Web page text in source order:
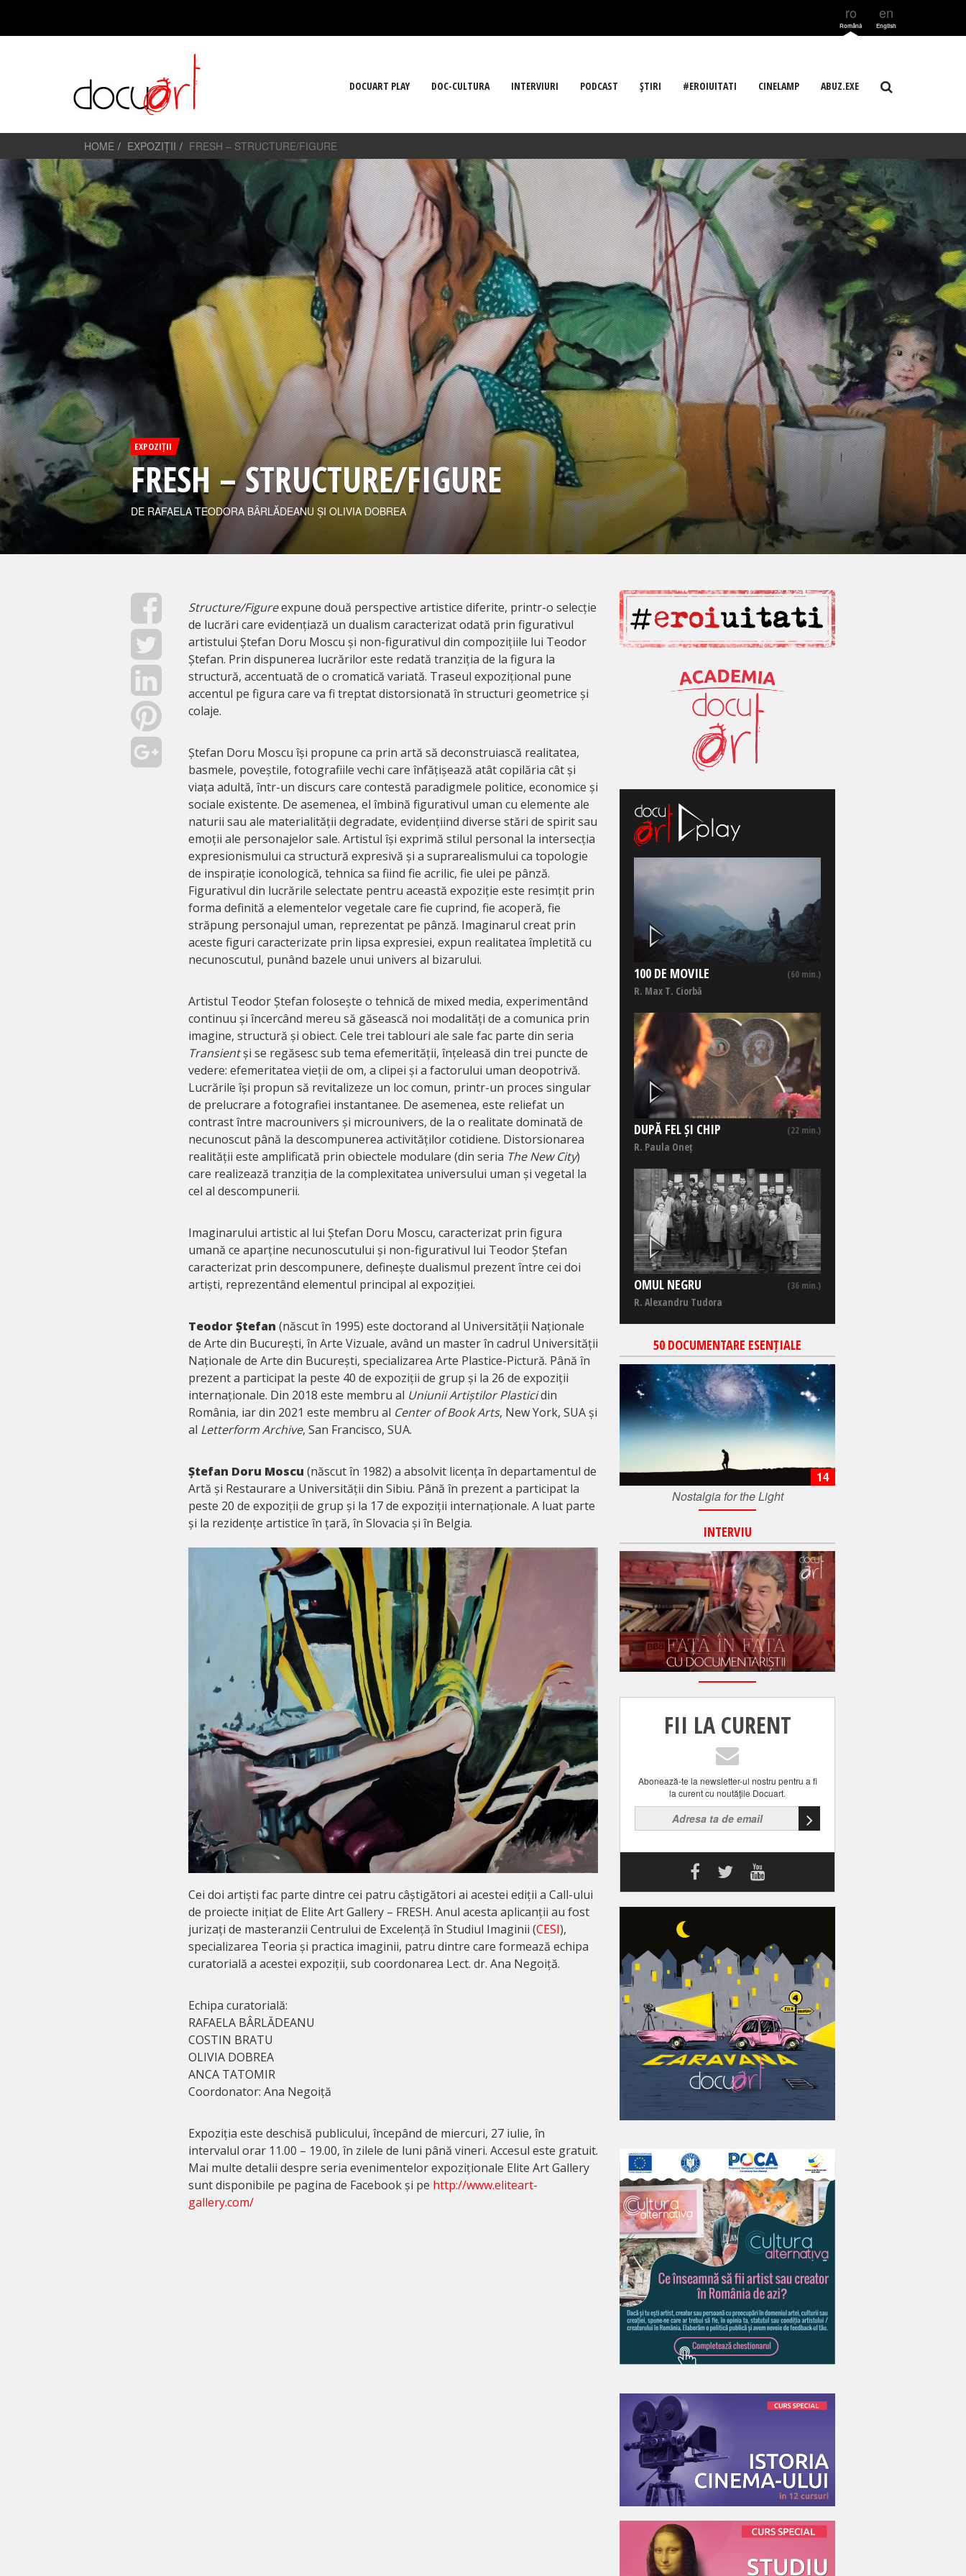
ro
Română
en
English
DOCUART PLAY DOC-CULTURA INTERVIURI PODCAST ŞTIRI #EROIUITATI CINELAMP ABUZ.EXE
HOME EXPOZIȚII FRESH – STRUCTURE/FIGURE
EXPOZIȚII
FRESH – STRUCTURE/FIGURE
DE RAFAELA TEODORA BÂRLĂDEANU ȘI OLIVIA DOBREA
Structure/Figureexpune două perspective artistice diferite, printr-o selecție
de lucrări care evidențiază un dualism caracterizat odată prin figurativul
artistului Ștefan Doru Moscu și non-figurativul din compozițiile lui Teodor
Ștefan. Prin dispunerea lucrărilor este redată tranziția de la figura la
structură, accentuată de o cromatică variată. Traseul expozițional pune
accentul pe figura care va fi treptat distorsionată în structuri geometrice și
colaje.
Ștefan Doru Moscu își propune ca prin artă să deconstruiască realitatea,
basmele, poveștile, fotografiile vechi care înfățișează atât copilăria cât și
viața adultă, într-un discurs care contestă paradigmele politice, economice și
sociale existente. De asemenea, el îmbină figurativul uman cu elemente ale
naturii sau ale materialității degradate, evidențiind diverse stări de spirit sau
emoții ale personajelor sale. Artistul își exprimă stilul personal la intersecția
expresionismului ca structură expresivă și a suprarealismului ca topologie
de inspirație iconologică, tehnica sa fiind fie acrilic, fie ulei pe pânză.
Figurativul din lucrările selectate pentru această expoziție este resimțit prin
forma definită a elementelor vegetale care fie cuprind, fie acoperă, fie
străpung personajul uman, reprezentat pe pânză. Imaginarul creat prin
aceste figuri caracterizate prin lipsa expresiei, expun realitatea împletită cu
necunoscutul, punând bazele unui univers al bizarului.
Artistul Teodor Ștefan folosește o tehnică de mixed media, experimentând
continuu și încercând mereu să găsească noi modalități de a comunica prin
imagine, structură și obiect. Cele trei tablouri ale sale fac parte din seria
Transientși se regăsesc sub tema efemerității, înțeleasă din trei puncte de
vedere: efemeritatea vieții de om, a clipei și a factorului uman deopotrivă.
Lucrările își propun să revitalizeze un loc comun, printr-un proces singular
de prelucrare a fotografiei instantanee. De asemenea, este reliefat un
contrast între macrounivers și microunivers, de la o realitate dominată de
necunoscut până la descompunerea activităților cotidiene. Distorsionarea
realității este amplificată prin obiectele modulare (din seria The New City)
care realizează tranziția de la complexitatea universului uman și vegetal la
cel al descompunerii.
Imaginarului artistic al lui Ștefan Doru Moscu, caracterizat prin figura
umană ce aparține necunoscutului și non-figurativul lui Teodor Ștefan
caracterizat prin descompunere, definește dualismul prezent între cei doi
artiști, reprezentând elementul principal al expoziției.
Teodor Ștefan (născut în 1995) este doctorand al Universității Naționale
de Arte din București, în Arte Vizuale, având un master în cadrul Universității
Naționale de Arte din București, specializarea Arte Plastice-Pictură. Până în
prezent a participat la peste 40 de expoziții de grup și la 26 de expoziții
internaționale. Din 2018 este membru al Uniunii Artiștilor Plasticidin
România, iar din 2021 este membru al Center of Book Arts, New York, SUA și
al Letterform Archive, San Francisco, SUA.
Ștefan Doru Moscu (născut în 1982) a absolvit licența în departamentul de
Artă și Restaurare a Universității din Sibiu. Până în prezent a participat la
peste 20 de expoziții de grup și la 17 de expoziții internaționale. A luat parte
și la rezidențe artistice în țară, în Slovacia și în Belgia.
Cei doi artiști fac parte dintre cei patru câștigători ai acestei ediții a Call-ului
de proiecte inițiat de Elite Art Gallery – FRESH. Anul acesta aplicanții au fost
jurizați de masteranzii Centrului de Excelență în Studiul Imaginii (CESI),
specializarea Teoria și practica imaginii, patru dintre care formează echipa
curatorială a acestei expoziții, sub coordonarea Lect. dr. Ana Negoiță.
Echipa curatorială:
RAFAELA BÂRLĂDEANU
COSTIN BRATU
OLIVIA DOBREA
ANCA TATOMIR
Coordonator: Ana Negoiță
Expoziția este deschisă publicului, începând de miercuri, 27 iulie, în
intervalul orar 11.00 – 19.00, în zilele de luni până vineri. Accesul este gratuit.
Mai multe detalii despre seria evenimentelor expoziționale Elite Art Gallery
sunt disponibile pe pagina de Facebook și pe http://www.eliteart-
gallery.com/
100 DE MOVILE (60 min.)
R. Max T. Ciorbă
DUPĂ FEL ȘI CHIP (22 min.)
R. Paula Oneț
OMUL NEGRU (36 min.)
R. Alexandru Tudora
50 DOCUMENTARE ESENȚIALE
Nostalgia for the Light
14
INTERVIU
FII LA CURENT
Abonează-te la newsletter-ul nostru pentru a fi
la curent cu noutăţile Docuart.